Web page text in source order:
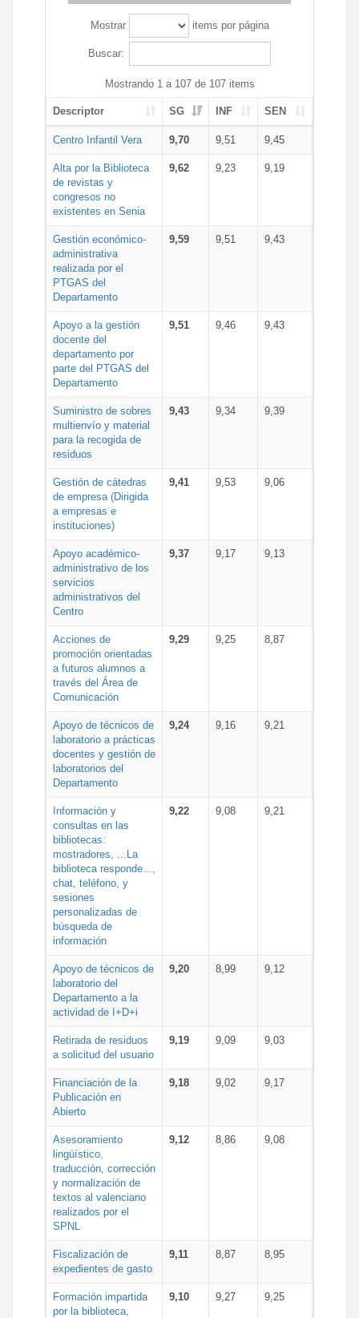
Mostrar items por página
Buscar:
Mostrando 1 a 107 de 107 items
Descriptor SG INF SEN
Centro Infantil Vera 9,70 9,51 9,45
Alta por la Biblioteca
de revistas y
congresos no
existentes en Senia
9,62 9,23 9,19
Gestión económico-
administrativa
realizada por el
PTGAS del
Departamento
9,59 9,51 9,43
Apoyo a la gestión
docente del
departamento por
parte del PTGAS del
Departamento
9,51 9,46 9,43
Suministro de sobres
multienvío y material
para la recogida de
residuos
9,43 9,34 9,39
Gestión de cátedras
de empresa (Dirigida
a empresas e
instituciones)
9,41 9,53 9,06
Apoyo académico-
administrativo de los
servicios
administrativos del
Centro
9,37 9,17 9,13
Acciones de
promoción orientadas
a futuros alumnos a
través del Área de
Comunicación
9,29 9,25 8,87
Apoyo de técnicos de
laboratorio a prácticas
docentes y gestión de
laboratorios del
Departamento
9,24 9,16 9,21
Información y
consultas en las
bibliotecas:
mostradores, ...La
biblioteca responde...,
chat, teléfono, y
sesiones
personalizadas de
búsqueda de
información
9,22 9,08 9,21
Apoyo de técnicos de
laboratorio del
Departamento a la
actividad de I+D+i
9,20 8,99 9,12
Retirada de residuos
a solicitud del usuario
9,19 9,09 9,03
Financiación de la
Publicación en
Abierto
9,18 9,02 9,17
Asesoramiento
lingüístico,
traducción, corrección
y normalización de
textos al valenciano
realizados por el
SPNL
9,12 8,86 9,08
Fiscalización de
expedientes de gasto
9,11 8,87 8,95
Formación impartida
por la biblioteca,
9,10 9,27 9,25